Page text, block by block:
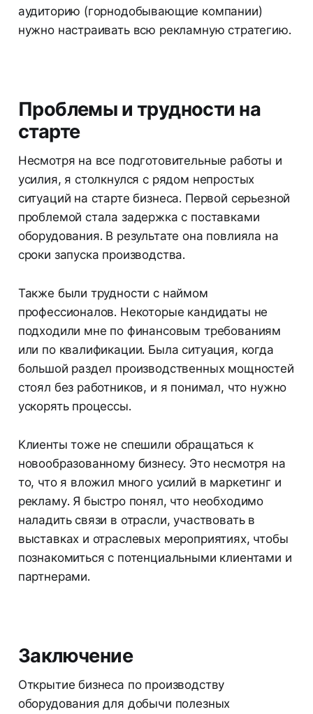
аудиторию (горнодобывающие компании)
нужно настраивать всю рекламную стратегию.
Проблемы и трудности на
старте
Несмотря на все подготовительные работы и
усилия, я столкнулся с рядом непростых
ситуаций на старте бизнеса. Первой серьезной
проблемой стала задержка с поставками
оборудования. В результате она повлияла на
сроки запуска производства.
Также были трудности с наймом
профессионалов. Некоторые кандидаты не
подходили мне по финансовым требованиям
или по квалификации. Была ситуация, когда
большой раздел производственных мощностей
стоял без работников, и я понимал, что нужно
ускорять процессы.
Клиенты тоже не спешили обращаться к
новообразованному бизнесу. Это несмотря на
то, что я вложил много усилий в маркетинг и
рекламу. Я быстро понял, что необходимо
наладить связи в отрасли, участвовать в
выставках и отраслевых мероприятиях, чтобы
познакомиться с потенциальными клиентами и
партнерами.
Заключение
Открытие бизнеса по производству
оборудования для добычи полезных